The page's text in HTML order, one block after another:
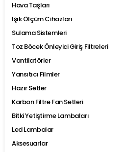
Hava Taşları
Işık Ölçüm Cihazları
Sulama Sistemleri
Toz Böcek Önleyici Giriş Filtreleri
Vantilatörler
Yansıtıcı Filmler
Hazır Setler
Karbon Filtre Fan Setleri
Bitki Yetiştirme Lambaları
Led Lambalar
Aksesuarlar